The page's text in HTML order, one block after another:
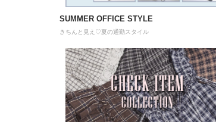
SUMMER OFFICE STYLE
きちんと見え♡夏の通勤スタイル